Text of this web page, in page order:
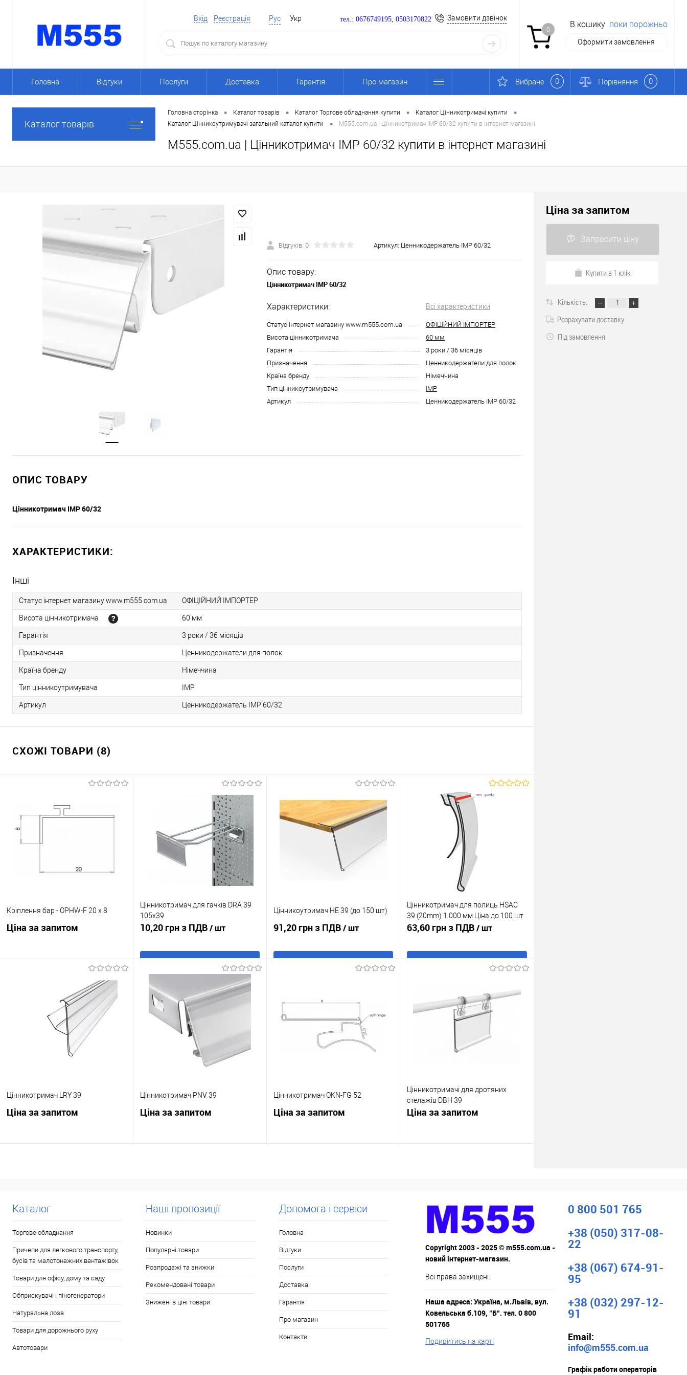
Вхід Реєстрація Рус Укр тел.: 0676749195, 0503170822 Замовити дзвінок
0
В кошику поки порожньо
Оформити замовлення
Головна Відгуки Послуги Доставка Гарантія Про магазин Вибране 0 Порівняння 0
Каталог товарів
Головна сторінка • Каталог товарів • Каталог Торгове обладнання купити • Каталог Цінникотримачі купити •
Каталог Цінникоутримувачі загальний каталог купити • M555.com.ua | Цінникотримач IMP 60/32 купити в інтернет магазині
M555.com.ua | Цінникотримач IMP 60/32 купити в інтернет магазині
Відгуків: 0 Артикул: Ценникодержатель IMP 60/32
Опис товару:
Цінникотримач IMP 60/32
Характеристики: Всі характеристики
Статус інтернет магазину www.m555.com.ua
ОФІЦІЙНИЙ ІМПОРТЕР
Висота цінникотримача
60 мм
Гарантія
3 роки / 36 місяців
Призначення
Ценникодержатели для полок
Країна бренду
Німеччина
Тип цінникоутримувача
IMP
Артикул
Ценникодержатель IMP 60/32
ОПИС ТОВАРУ
Цінникотримач IMP 60/32
ХАРАКТЕРИСТИКИ:
Інші
Статус інтернет магазину www.m555.com.ua ОФІЦІЙНИЙ ІМПОРТЕР
Висота цінникотримача 60 мм
Гарантія 3 роки / 36 місяців
Призначення Ценникодержатели для полок
Країна бренду Німеччина
Тип цінникоутримувача IMP
Артикул Ценникодержатель IMP 60/32
СХОЖІ ТОВАРИ (8)
Кріплення бар - OPHW-F 20 x 8
Ціна за запитом
Запросити ціну
Купити в 1 клік
До
порівняння
Під
замовлення
Цінникотримач для гачків DRA 39
105х39
10,20 грн з ПДВ/ шт
Купити в 1 клік
До
порівняння
У обране
Цінникоутримач HE 39 (до 150 шт)
91,20 грн з ПДВ/ шт
порівняння
У обране
В наявності
Цінникотримач для полиць HSAC
39 (20mm) 1.000 мм Ціна до 100 шт
63,60 грн з ПДВ/ шт
До
порівняння
В наявності
Цінникотримач LRY 39
Ціна за запитом
У обране
замовлення
Цінникотримач PNV 39
Ціна за запитом
У обране
Під
замовлення
Цінникотримач OKN-FG 52
Ціна за запитом
У обране
Під
замовлення
Цінникотримачі для дротяних
стелажів DBH 39
Ціна за запитом
У обране
Під
замовлення
Ціна за запитом
Запросити ціну
Купити в 1 клік
Кількість:
Розрахувати доставку
Під замовлення
Каталог
Торгове обладнання
Причепи для легкового транспорту,
бусів та малотонажних вантажівок
Товари для офісу, дому та саду
Обприскувачі і піногенератори
Натуральна лоза
Товари для дорожнього руху
Автотовари
Наші пропозиції
Новинки
Популярні товари
Розпродажі та знижки
Рекомендовані товари
Знижені в ціні товари
Допомога і сервіси
Головна
Відгуки
Послуги
Доставка
Гарантія
Про магазин
Контакти
Copyright 2003 - 2025 © m555.com.ua -
новий інтернет-магазин.
Всі права захищені.
Наша адреса: Україна, м.Львів, вул.
Ковельська б.109, "Б". тел. 0 800
501765
Подивитись на карті
0 800 501 765
+38 (050) 317-08-
22
+38 (067) 674-91-
95
+38 (032) 297-12-
91
Email:
info@m555.com.ua
Графік работи операторів